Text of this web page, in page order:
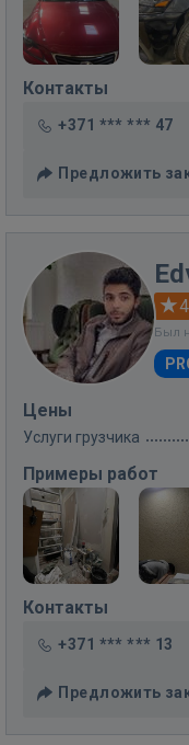
Контакты
+371 *** *** 47
Предложить
Был
Цены
Услуги грузчика
Примеры работ
Контакты
+371 *** *** 13
Предложить